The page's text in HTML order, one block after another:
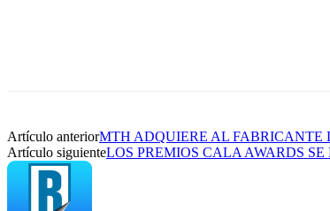
Artículo anteriorMTH ADQUIERE AL FABRICANTE
Artículo siguienteLOS PREMIOS CALA AWARDS